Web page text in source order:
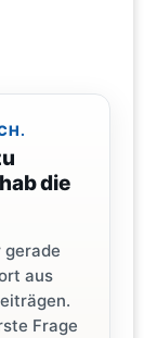
die
aus
Frage